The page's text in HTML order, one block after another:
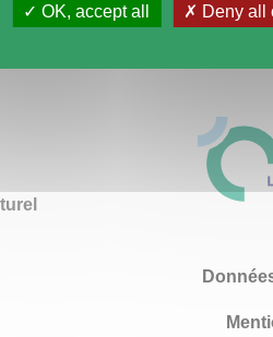
OK, accept all Deny all